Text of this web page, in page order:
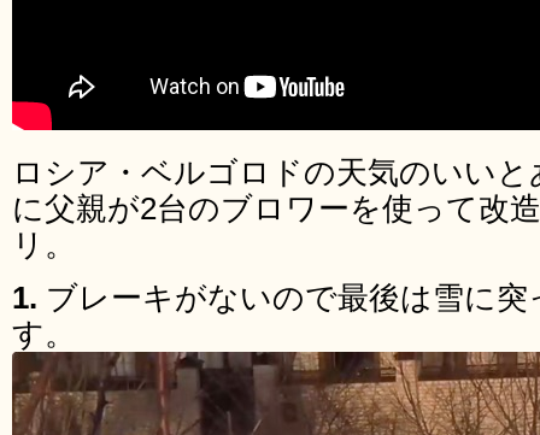
ロシア・ベルゴロドの天気のいい
に父親が2台のブロワーを使って改
リ。
1. ブレーキがないので最後は雪に
す。